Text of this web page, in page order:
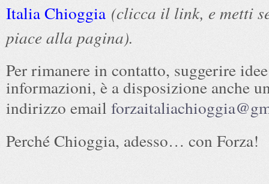
Italia Chioggia (clicca il link, e metti
piace alla pagina).
Per rimanere in contatto, suggerire
informazioni, è a disposizione anche
indirizzo email
Perché Chioggia, adesso… con Forza!